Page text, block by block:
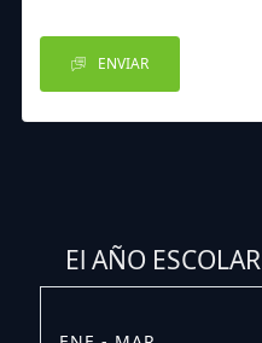
ENVIAR
El AÑO ESCOLAR